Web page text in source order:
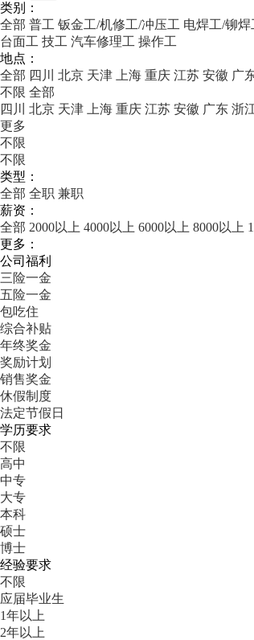
类别：
全部 普工 钣金工/机修工/冲压工 电焊工/铆焊
台面工 技工 汽车修理工 操作工
地点：
全部 四川 北京 天津 上海 重庆 江苏 安徽 广
不限 全部
四川
北京 天津 上海 重庆 江苏 安徽 广东 浙
更多
不限
不限
类型：
全部 全职 兼职
薪资：
全部 2000以上 4000以上 6000以上 8000以上
更多：
公司福利
三险一金
五险一金
包吃住
综合补贴
年终奖金
奖励计划
销售奖金
休假制度
法定节假日
学历要求
不限
高中
中专
大专
本科
硕士
博士
经验要求
不限
应届毕业生
1年以上
2年以上